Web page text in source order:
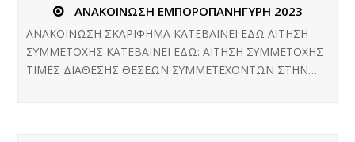
ΑΝΑΚΟΙΝΩΣΗ ΕΜΠΟΡΟΠΑΝΗΓΥΡΗ 2023
ΑΝΑΚΟΙΝΩΣΗ ΣΚΑΡΙΦΗΜΑ ΚΑΤΕΒΑΙΝΕΙ ΕΔΩ ΑΙΤΗΣΗ
ΣΥΜΜΕΤΟΧΗΣ ΚΑΤΕΒΑΙΝΕΙ ΕΔΩ: ΑΙΤΗΣΗ ΣΥΜΜΕΤΟΧΗΣ
ΤΙΜΕΣ ΔΙΑΘΕΣΗΣ ΘΕΣΕΩΝ ΣΥΜΜΕΤΕΧΟΝΤΩΝ ΣΤΗΝ…